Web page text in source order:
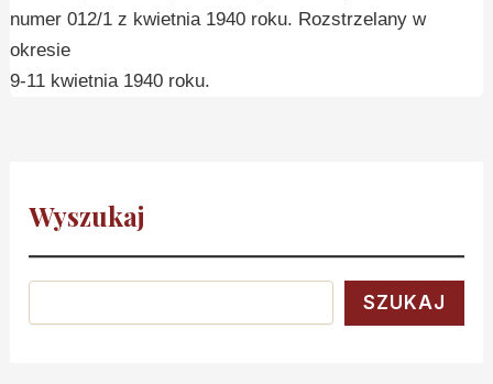
numer 012/1 z kwietnia 1940 roku. Rozstrzelany w
okresie
9-11 kwietnia 1940 roku.
Wyszukaj
SZUKAJ